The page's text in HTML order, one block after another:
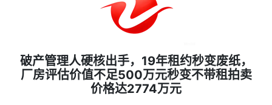
破产管理人硬核出手，19年租约秒变废纸，
厂房评估价值不足500万元秒变不带租拍卖
价格达2774万元